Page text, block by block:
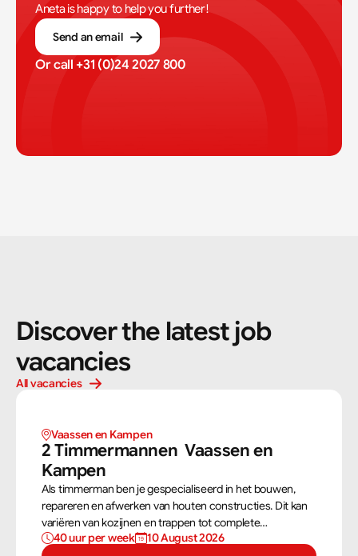
Aneta is happy to help you further!
Send an email
Or call +31 (0)24 2027 800
Discover the latest job
vacancies
All vacancies
Vaassen en Kampen
2 Timmermannen  Vaassen en
Kampen
Als timmerman ben je gespecialiseerd in het bouwen,
repareren en afwerken van houten constructies. Dit kan
variëren van kozijnen en trappen tot complete
dakconstructies en gevels. Aan de hand van
40 uur per week
10 August 2026